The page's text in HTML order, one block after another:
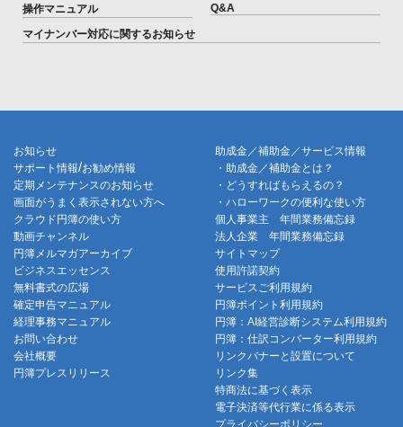
操作マニュアル Q&A
マイナンバー対応に関するお知らせ
お知らせ
サポート情報/お勧め情報
定期メンテナンスのお知らせ
画面がうまく表示されない方へ
クラウド円簿の使い方
動画チャンネル
円簿メルマガアーカイブ
助成金／補助金／サービス情報
・助成金／補助金とは？
・どうすればもらえるの？
・ハローワークの便利な使い方
個人事業主 年間業務備忘録
法人企業 年間業務備忘録
サイトマップ
ビジネスエッセンス
無料書式の広場
確定申告マニュアル
経理事務マニュアル
お問い合わせ
会社概要
円簿プレスリリース
使用許諾契約
サービスご利用規約
円簿ポイント利用規約
円簿：AI経営診断システム利用規約
円簿：仕訳コンバーター利用規約
リンクバナーと設置について
リンク集
特商法に基づく表示
電子決済等代行業に係る表示
プライバシーポリシー